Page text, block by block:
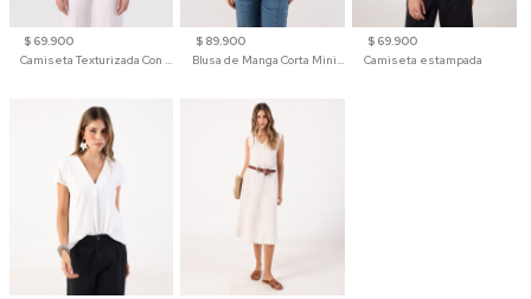
$ 69.900
Camiseta Texturizada Con Hombro Caído Para Mujer
$ 89.900
Blusa de Manga Corta Minimalista para Mujer
$ 69.900
Camiseta estampada